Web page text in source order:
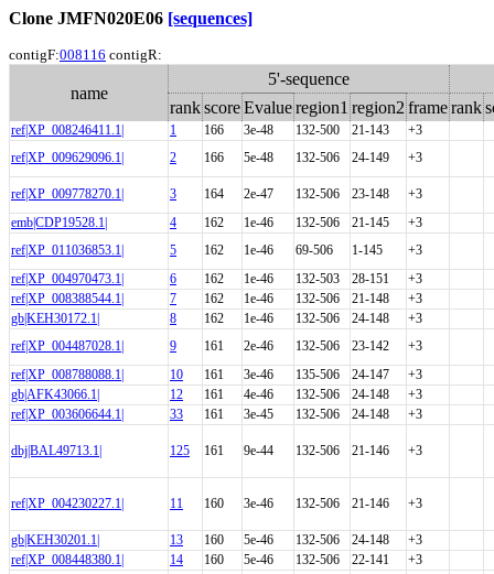
Clone JMFN020E06 [sequences]
contigF:008116 contigR:
name
5'-sequence
rankscoreEvalueregion1 region2 framerank
ref|XP_008246411.1| 1 166 3e-48 132-500 21-143
+3
ref|XP_009629096.1|
2 166 5e-48 132-506 24-149 +3
ref|XP_009778270.1| 3 164 2e-47 132-506 23-148
+3
emb|CDP19528.1|
4 162 1e-46 132-506 21-145
+3
ref|XP_011036853.1|
5 162 1e-46 69-506 1-145
+3
ref|XP_004970473.1|
6 162 1e-46 132-503 28-151
+3
ref|XP_008388544.1|
7 162 1e-46 132-506 21-148
+3
gb|KEH30172.1|
8 162 1e-46 132-506 24-148
+3
ref|XP_004487028.1|
9 161 2e-46 132-506 23-142
+3
ref|XP_008788088.1|
10 161 3e-46 135-506 24-147
+3
gb|AFK43066.1|
12 161 4e-46 132-506 24-148
+3
ref|XP_003606644.1|
33 161 3e-45 132-506 24-148 +3
dbj|BAL49713.1| 125 161 9e-44 132-506 21-146 +3
ref|XP_004230227.1| 11 160 3e-46 132-506 21-146 +3
gb|KEH30201.1| 13 160 5e-46 132-506 24-148
+3
ref|XP_008448380.1|
14 160 5e-46 132-506 22-141 +3